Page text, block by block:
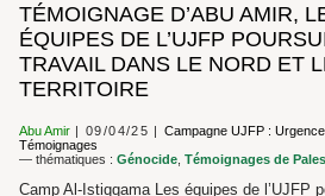
TÉMOIGNAGE D’ABU AMIR,
ÉQUIPES DE L’UJFP
TRAVAIL DANS LE NORD ET
TERRITOIRE
Abu Amir 09/04/25 Campagne UJFP :
Témoignages
— thématiques : Génocide Témoignages de
Camp Al-Istiqqama Les équipes de l’UJFP